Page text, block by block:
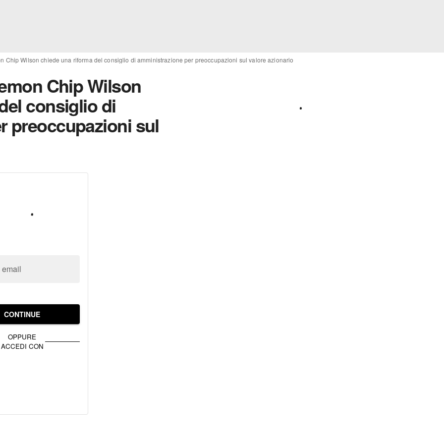
Chip Wilson chiede una riforma del consiglio di amministrazione per preoccupazioni sul valore azionario
Chip Wilson
consiglio di
preoccupazioni sul
CONTINUE
OPPURE
ACCEDI CON